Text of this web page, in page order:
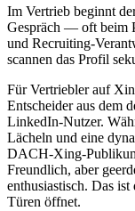
Im Vertrieb beginnt
Gespräch — oft beim
und Recruiting-
scannen das Profil
Für Vertriebler auf
Entscheider aus dem
LinkedIn-Nutzer.
Lächeln und eine
DACH-Xing-
Freundlich, aber
enthusiastisch. Das
Türen öffnet.